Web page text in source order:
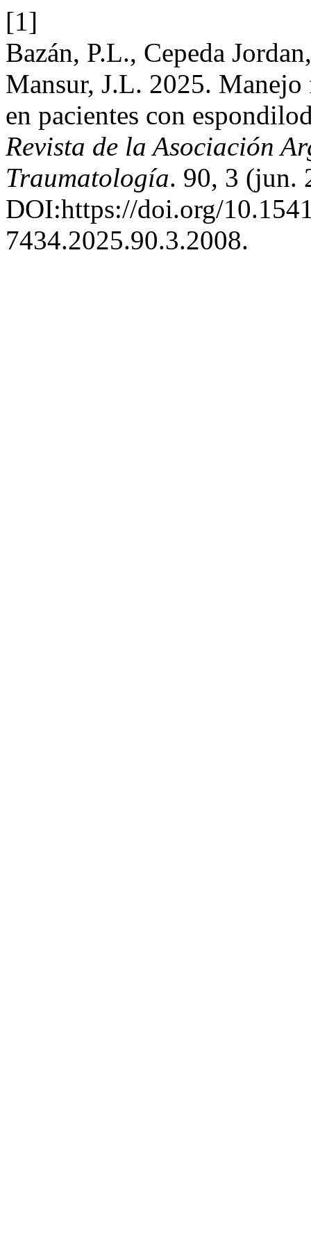
[1]
Bazán, P.L., Cepeda
Mansur, J.L. 2025. Manejo
en pacientes con
Revista de la Asociación
Traumatología. 90, 3 (jun.
DOI:https://doi.org/
7434.2025.90.3.2008.